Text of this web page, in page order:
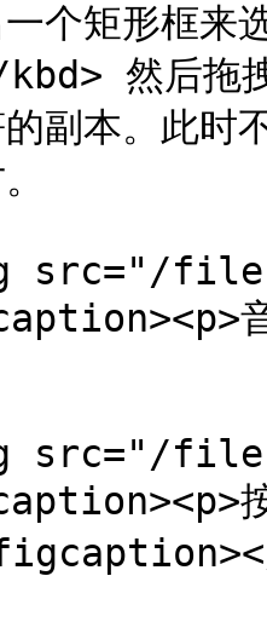
个矩形框来
然后拖拽
副本。此时
src="/files/
src="/files/
按